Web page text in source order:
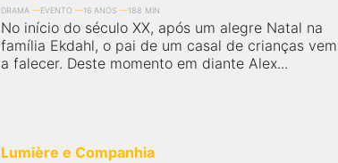
DRAMA EVENTO 16 ANOS 188 MIN
No início do século XX, após um alegre Natal na
família Ekdahl, o pai de um casal de crianças vem
a falecer. Deste momento em diante Alex...
Lumière e Companhia